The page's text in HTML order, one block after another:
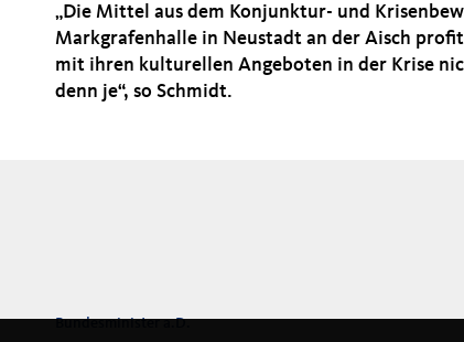
Die Mittel aus dem Konjunktur- und
Markgrafenhalle in Neustadt an der Aisch
mit ihren kulturellen Angeboten in der Krise
denn je“, so Schmidt.
Bundesminister a.D.